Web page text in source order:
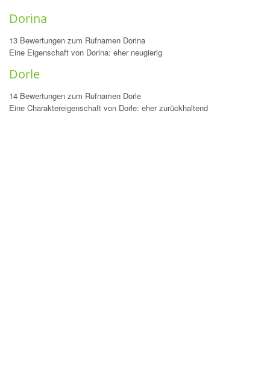
Dorina
13 Bewertungen zum Rufnamen Dorina
Eine Eigenschaft von Dorina: eher neugierig
Dorle
14 Bewertungen zum Rufnamen Dorle
Eine Charaktereigenschaft von Dorle: eher zurückhaltend